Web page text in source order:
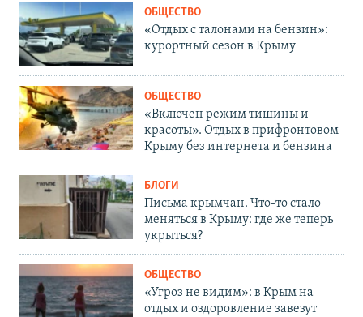
ОБЩЕСТВО
«Отдых с талонами на бензин»:
курортный сезон в Крыму
ОБЩЕСТВО
«Включен режим тишины и
красоты». Отдых в прифронтовом
Крыму без интернета и бензина
БЛОГИ
Письма крымчан. Что-то стало
меняться в Крыму: где же теперь
укрыться?
ОБЩЕСТВО
«Угроз не видим»: в Крым на
отдых и оздоровление завезут